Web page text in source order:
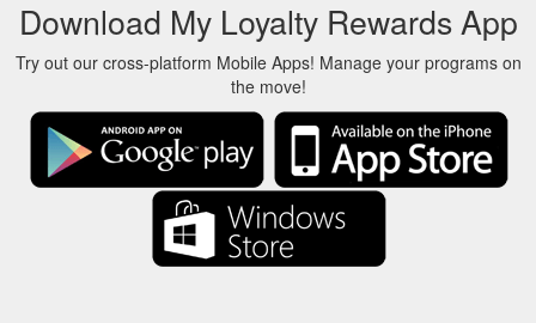
Download My Loyalty Rewards App
Try out our cross-platform Mobile Apps! Manage your programs on
the move!